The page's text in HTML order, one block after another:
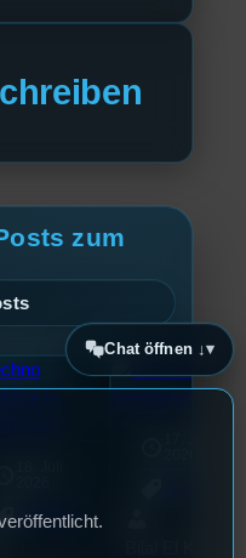
zum
Allgemein
Chat öffnen ↓